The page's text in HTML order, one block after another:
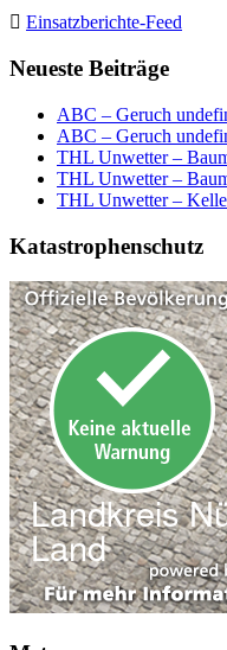
Einsatzberichte-Feed
Neueste Beiträge
ABC – Geruch
ABC – Geruch
THL Unwetter –
THL Unwetter –
THL Unwetter –
Katastrophenschutz